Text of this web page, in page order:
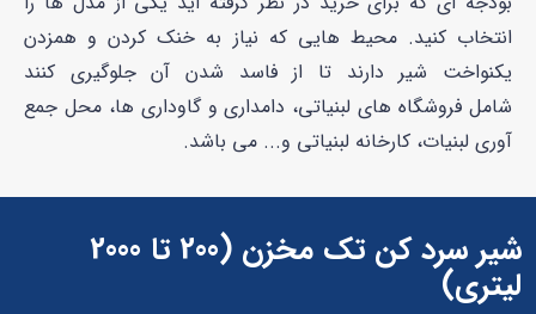
انتخاب کنید. محیط هایی که نیاز به خنک کردن و همزدن
یکنواخت شیر دارند تا از فاسد شدن آن جلوگیری کنند
شامل فروشگاه های لبنیاتی، دامداری و گاوداری ها، محل جمع
آوری لبنیات، کارخانه لبنیاتی و... می باشد.
شیر سرد کن تک مخزن (200 تا 2000
لیتری)